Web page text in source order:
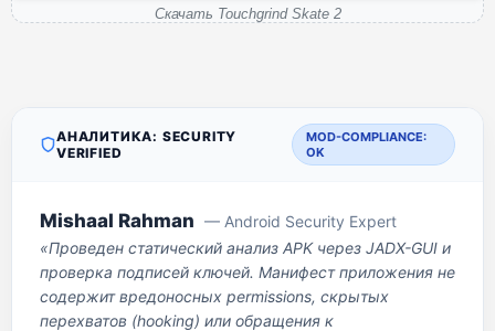
Скачать Touchgrind Skate 2
АНАЛИТИКА: SECURITY
VERIFIED
MOD-COMPLIANCE:
OK
Mishaal Rahman — Android Security Expert
«Проведен статический анализ APK через JADX-GUI и
проверка подписей ключей. Манифест приложения не
содержит вредоносных permissions, скрытых
перехватов (hooking) или обращения к